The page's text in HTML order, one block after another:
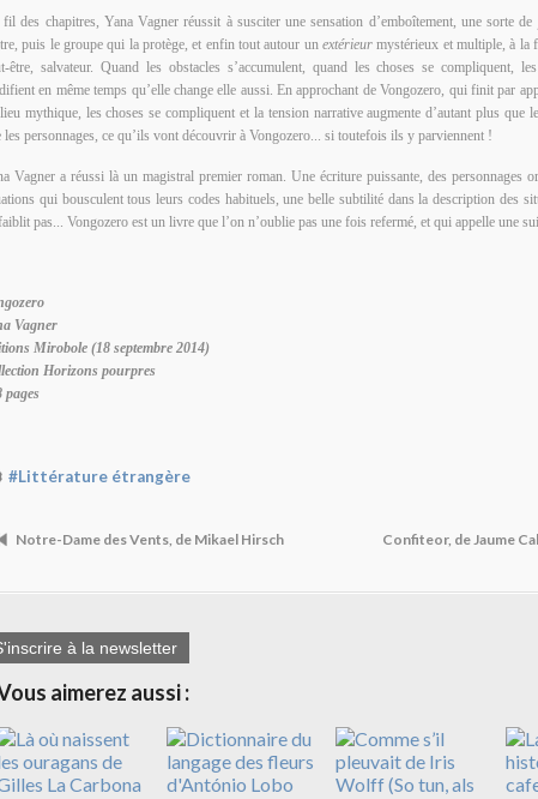
des chapitres, Yana Vagner réussit à susciter une sensation d’emboîtement, une sorte
puis le groupe qui la protège, et enfin tout autour un extérieur mystérieux et multiple, à la
être, salvateur. Quand les obstacles s’accumulent, quand les choses se compliquent,
en même temps qu’elle change elle aussi. En approchant de Vongozero, qui finit par
mythique, les choses se compliquent et la tension narrative augmente d’autant plus que
les personnages, ce qu’ils vont découvrir à Vongozero... si toutefois ils y parviennent !
Vagner a réussi là un magistral premier roman. Une écriture puissante, des personnages
qui bousculent tous leurs codes habituels, une belle subtilité dans la description des
pas... Vongozero est un livre que l’on n’oublie pas une fois refermé, et qui appelle une
Vagner
Mirobole (18 septembre 2014)
Horizons pourpres
pages
#Littérature étrangère
Notre-Dame des Vents, de Mikael Hirsch Confiteor, de Jaume
à la newsletter
aimerez aussi :